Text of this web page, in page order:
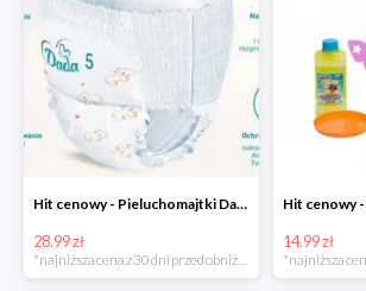
Hit cenowy - Pieluchomajtki Dada Pants
28.99 zł 14.99 zł